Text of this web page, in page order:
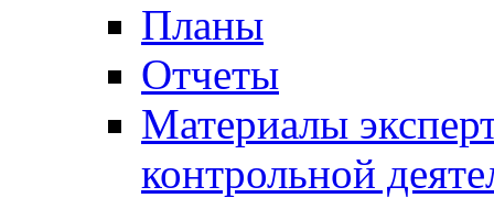
Планы
Отчеты
Материалы
контрольной